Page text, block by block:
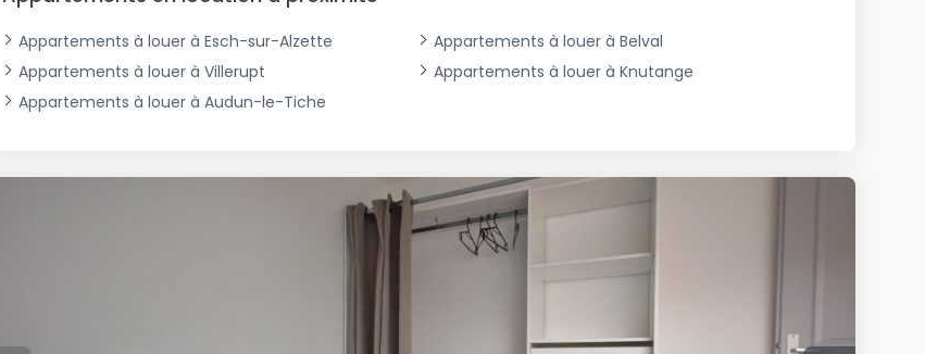
Châlet
Bungalow
Rez-de-chaussée
Fonds de Commerce
Restaurant
Appartements à louer à Esch-sur-Alzette
Appartements à louer à Belval
Appartements à louer à Villerupt
Appartements à louer à Knutange
Appartements à louer à Audun-le-Tiche